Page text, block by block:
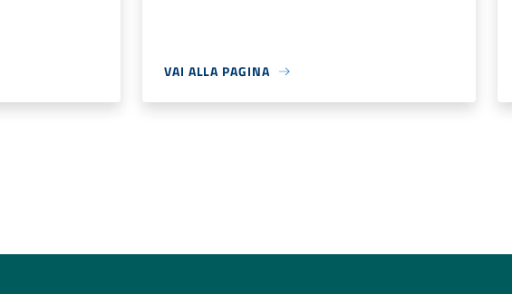
VAI ALLA PAGINA